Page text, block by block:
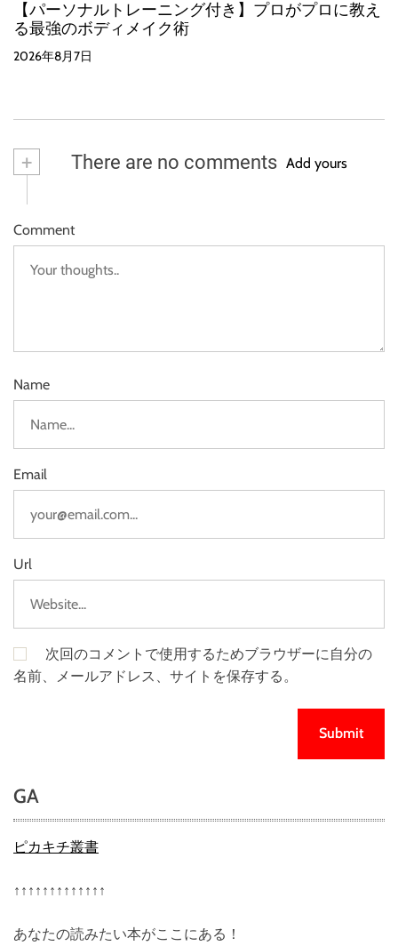
【パーソナルトレーニング付き】プロがプロに教え
る最強のボディメイク術
2026年8月7日
+ There are no comments Add yours
Comment
Name
Email
Url
次回のコメントで使用するためブラウザーに自分の
名前、メールアドレス、サイトを保存する。
GA
ピカキチ叢書
↑↑↑↑↑↑↑↑↑↑↑↑↑
あなたの読みたい本がここにある！